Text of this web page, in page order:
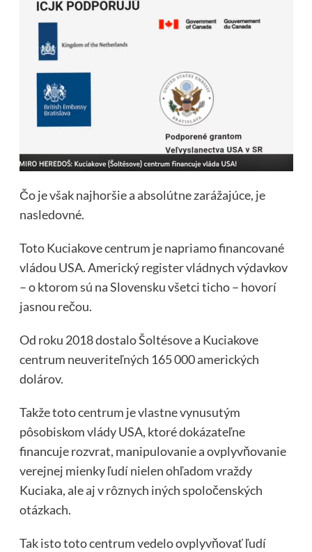
Čo je však najhoršie a absolútne zarážajúce, je
nasledovné.
Toto Kuciakove centrum je napriamo financované
vládou USA. Americký register vládnych výdavkov
– o ktorom sú na Slovensku všetci ticho – hovorí
jasnou rečou.
Od roku 2018 dostalo Šoltésove a Kuciakove
centrum neuveriteľných 165 000 amerických
dolárov.
Takže toto centrum je vlastne vynusutým
pôsobiskom vlády USA, ktoré dokázateľne
financuje rozvrat, manipulovanie a ovplyvňovanie
verejnej mienky ľudí nielen ohľadom vraždy
Kuciaka, ale aj v rôznych iných spoločenských
otázkach.
Tak isto toto centrum vedelo ovplyvňovať ľudí